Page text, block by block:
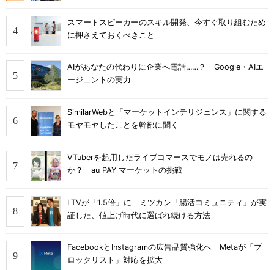
スマートスピーカーのスキル開発、今すぐ取り組むため
に押さえておくべきこと
AIがあなたの代わりに企業へ電話……？ Google・AIエ
ージェントの実力
SimilarWebと「マーケットインテリジェンス」に関する
モヤモヤしたことを幹部に聞く
VTuberを起用したライブコマースでモノは売れるの
か？ au PAY マーケットの挑戦
LTVが「1.5倍」に ミツカン「腸活コミュニティ」が実
証した、値上げ時代に選ばれ続ける方法
FacebookとInstagramの広告品質強化へ Metaが「ブ
ロックリスト」対応を拡大